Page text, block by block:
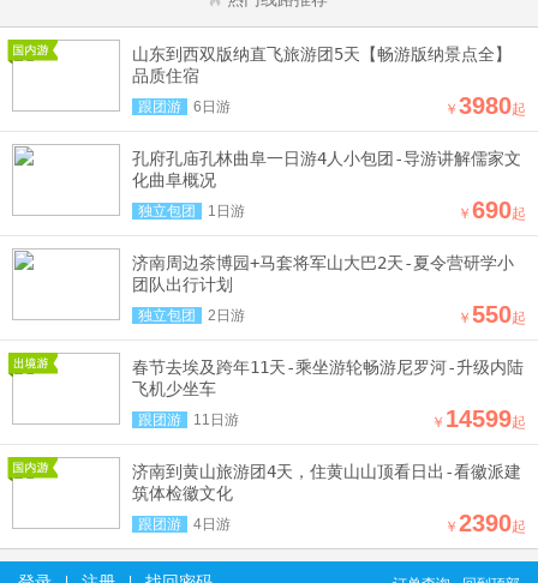
山东到西双版纳直飞旅游团5天【畅游版纳景点全】
品质住宿
跟团游 6日游 ￥ 3980起
孔府孔庙孔林曲阜一日游4人小包团-导游讲解儒家文
化曲阜概况
独立包团 1日游 ￥ 690起
济南周边茶博园+马套将军山大巴2天-夏令营研学小
团队出行计划
独立包团 2日游 ￥ 550起
春节去埃及跨年11天-乘坐游轮畅游尼罗河-升级内陆
飞机少坐车
跟团游 11日游 ￥ 14599起
济南到黄山旅游团4天，住黄山山顶看日出-看徽派建
筑体检徽文化
跟团游 4日游 ￥ 2390起